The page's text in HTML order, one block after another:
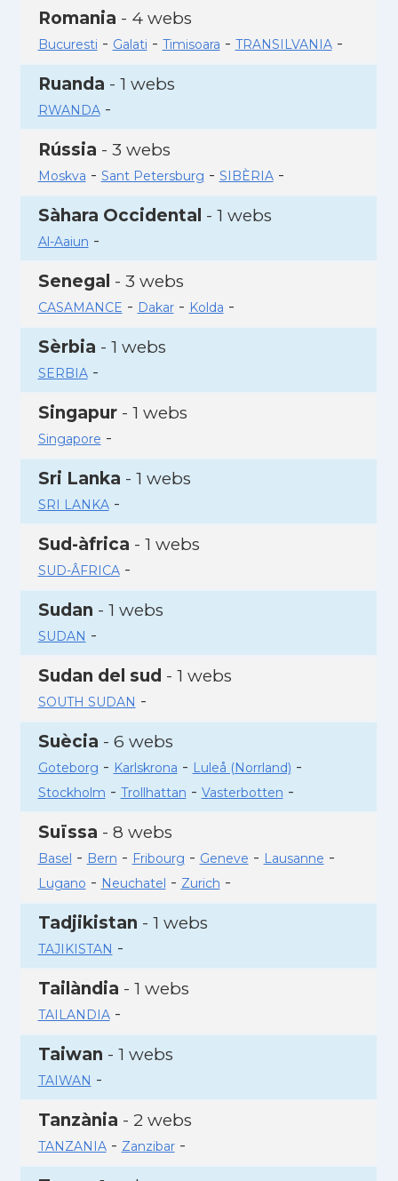
Romania - 4 webs
Bucuresti - Galati - Timisoara - TRANSILVANIA-
Ruanda - 1 webs
RWANDA-
Rússia - 3 webs
Moskva - Sant Petersburg - SIBÈRIA-
Sàhara Occidental - 1 webs
Al-Aaiun -
Senegal - 3 webs
CASAMANCE - Dakar- Kolda -
Sèrbia - 1 webs
SERBIA-
Singapur- 1 webs
Singapore -
Sri Lanka - 1 webs
SRI LANKA-
Sud-àfrica - 1 webs
SUD-ÂFRICA-
Sudan - 1 webs
SUDAN -
Sudan del sud - 1 webs
SOUTH SUDAN -
Suècia - 6 webs
Goteborg - Karlskrona - Luleå (Norrland) -
Stockholm - Trollhattan - Vasterbotten -
Suïssa - 8 webs
Basel - Bern - Fribourg - Geneve - Lausanne -
Lugano - Neuchatel - Zurich -
Tadjikistan - 1 webs
TAJIKISTAN -
Tailàndia - 1 webs
TAILANDIA-
Taiwan - 1 webs
TAIWAN -
Tanzània - 2 webs
TANZANIA- Zanzibar-